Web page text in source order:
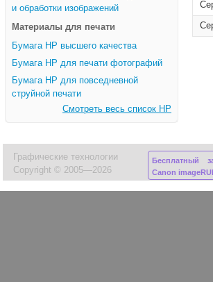
и обработки изображений
Материалы для печати
Бумага HP высшего качества
Бумага HP для печати фотографий
Бумага HP для повседневной
струйной печати
Смотреть весь список HP
Графические технологии
Copyright © 2005—2026
Бесплатный
Canon